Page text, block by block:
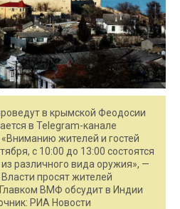
в крымской Феодосии
в Telegram-канале
жителей и гостей
с 10:00 до 13:00 состоятся
различного вида оружия», —
просят жителей
ВМФ обсудит в Индии
РИА Новости